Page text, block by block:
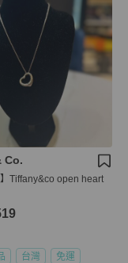
Co.
】Tiffany&co open heart
台灣 免運